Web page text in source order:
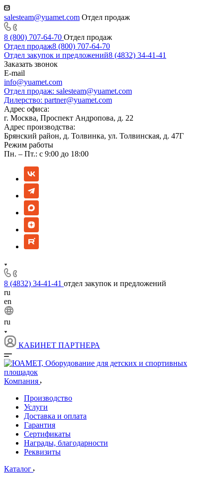
salesteam@yuamet.com Отдел продаж
8 (800) 707-64-70 Отдел продаж
Отдел продаж8 (800) 707-64-70
Отдел закупок и предложений8 (4832) 34-41-41
Заказать звонок
E-mail
info@yuamet.com
Отдел продаж: salesteam@yuamet.com
Дилерство: partner@yuamet.com
Адрес офиса:
г. Москва, Проспект Андропова, д. 22
Адрес производства:
Брянский район, д. Толвинка, ул. Толвинская, д. 47Г
Режим работы
Пн. – Пт.: с 9:00 до 18:00
8 (4832) 34-41-41 отдел закупок и предложений
ru
en
ru
КАБИНЕТ ПАРТНЕРА
Компания
Производство
Услуги
Доставка и оплата
Гарантия
Сертификаты
Награды, благодарности
Реквизиты
Каталог